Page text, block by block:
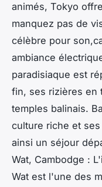
animés, Tokyo
manquez pas de
célèbre pour
ambiance
paradisiaque est
fin, ses rizières en
temples balinais.
culture riche et
ainsi un séjour
Wat, Cambodge :
Wat est l'une des